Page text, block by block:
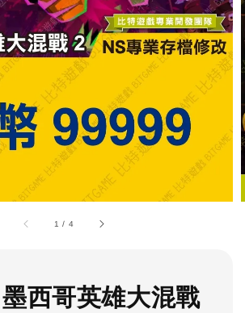
1 / 4
墨西哥英雄大混戰